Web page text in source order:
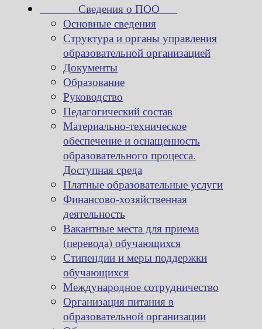
Сведения о ПОО
Основные сведения
Структура и органы управления
образовательной организацией
Документы
Образование
Руководство
Педагогический состав
Материально-техническое
обеспечение и оснащенность
образовательного процесса.
Доступная среда
Платные образовательные услуги
Финансово-хозяйственная
деятельность
Вакантные места для приема
(перевода) обучающихся
Стипендии и меры поддержки
обучающихся
Международное сотрудничество
Организация питания в
образовательной организации